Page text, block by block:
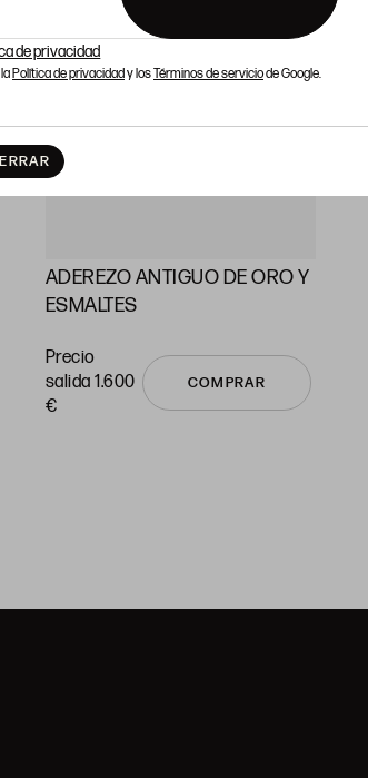
de privacidad
Política de privacidady losTérminos de serviciode Google.
ADEREZO ANTIGUO DE ORO Y
ESMALTES
Precio
salida 1.600
€
COMPRAR